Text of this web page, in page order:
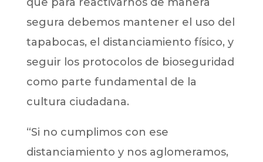
segura debemos mantener el uso del
tapabocas, el distanciamiento físico, y
seguir los protocolos de bioseguridad
como parte fundamental de la
cultura ciudadana.
“Si no cumplimos con ese
distanciamiento y nos aglomeramos,